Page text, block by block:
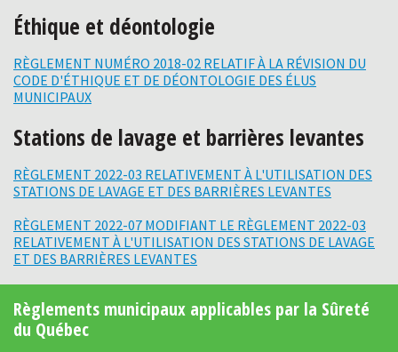
Éthique et déontologie
RÈGLEMENT NUMÉRO 2018-02 RELATIF À LA RÉVISION DU
CODE D'ÉTHIQUE ET DE DÉONTOLOGIE DES ÉLUS
MUNICIPAUX
Stations de lavage et barrières levantes
RÈGLEMENT 2022-03 RELATIVEMENT À L'UTILISATION DES
STATIONS DE LAVAGE ET DES BARRIÈRES LEVANTES
RÈGLEMENT 2022-07 MODIFIANT LE RÈGLEMENT 2022-03
RELATIVEMENT À L'UTILISATION DES STATIONS DE LAVAGE
ET DES BARRIÈRES LEVANTES
Règlements municipaux applicables par la Sûreté
du Québec